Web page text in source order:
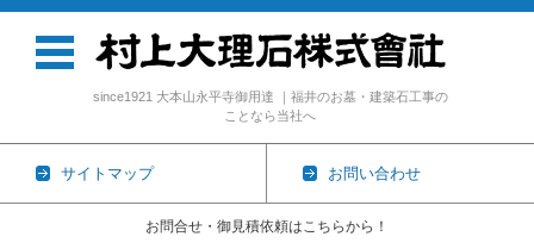
since1921 大本山永平寺御用達 ｜福井のお墓・建築石工事の
ことなら当社へ
サイトマップ お問い合わせ
お問合せ・御見積依頼はこちらから！